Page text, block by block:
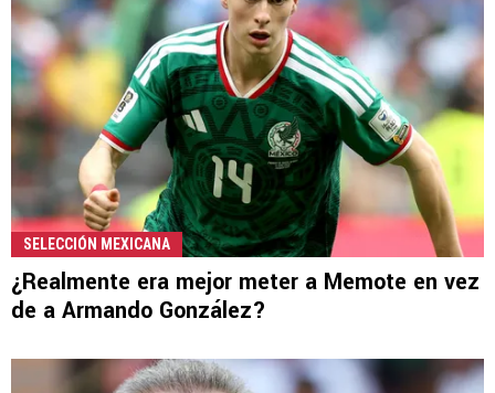
SELECCIÓN MEXICANA
¿Realmente era mejor meter a Memote en vez
de a Armando González?